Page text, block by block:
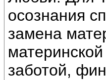
осознания
замена
заботой,